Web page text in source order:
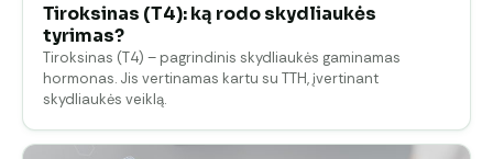
Tiroksinas (T4): ką rodo skydliaukės
tyrimas?
Tiroksinas (T4) – pagrindinis skydliaukės gaminamas
hormonas. Jis vertinamas kartu su TTH, įvertinant
skydliaukės veiklą.